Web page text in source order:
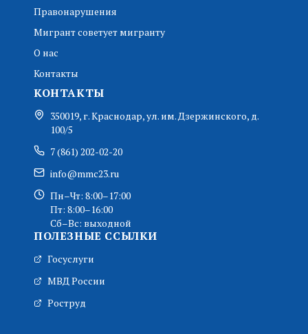
Правонарушения
Мигрант советует мигранту
О нас
Контакты
КОНТАКТЫ
350019, г. Краснодар, ул. им. Дзержинского, д.
100/5
7 (861) 202-02-20
info@mmc23.ru
Пн–Чт: 8:00–17:00
Пт: 8:00–16:00
Сб–Вс: выходной
ПОЛЕЗНЫЕ ССЫЛКИ
Госуслуги
МВД России
Роструд